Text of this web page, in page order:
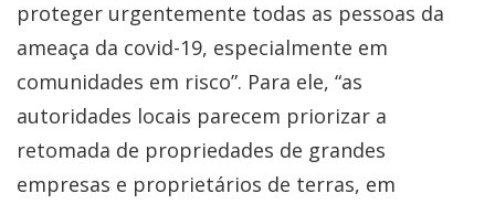
proteger urgentemente todas as pessoas da
ameaça da covid-19, especialmente em
comunidades em risco”. Para ele, “as
autoridades locais parecem priorizar a
retomada de propriedades de grandes
empresas e proprietários de terras, em